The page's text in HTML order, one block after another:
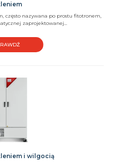
często nazywana po prostu fitotronem,
zaprojektowanej...
i wilgocią